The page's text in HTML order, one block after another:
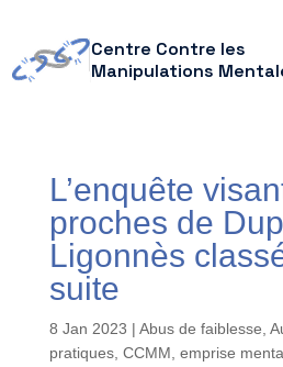
Centre Contre les
Manipulations
L’enquête
proches de
Ligonnès
suite
8 Jan 2023 | Abus de faiblesse
pratiques, CCMM emprise